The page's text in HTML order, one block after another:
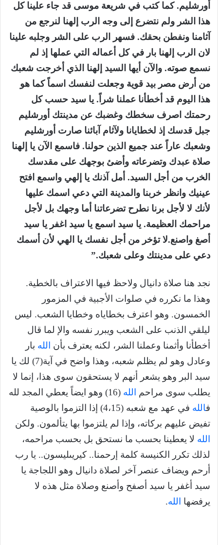
أورشليم. كما كتب في شريعة موسى قد جاء علينا كل
هذا الشر ولم نتضرع إلى وجه الرب إلهنا لنرجع من
آثامنا ونفطن بحقك. فسهر الرب على الشر وجلبه علينا
لان الرب إلهنا بار في كل أعماله التي عملها إذ لم
نسمع صوته. والآن أيها السيد إلهنا الذي أخرجت شعبك
من أرض مصر بيد قوية وجعلت لنفسك اسماً كما هو
هذا اليوم قد أخطأنا عملنا شراً. يا سيد حسب كل
رحمتك اصرف سخطك وغضبك عن مدينتك أورشليم
جبل قدسك إذ لخطايانا ولآثام آبائنا صارت أورشليم
وشعبك عاراً عند جميع الذين حولنا. فاسمع الآن يا إلهنا
صلاة عبدك وتضرعاته وأضئ بوجهك على مقدسك
الخرب من أجل السيد. أمل آذنك يا إلهي واسمع افتح
عينيك وانظر خربنا والمدينة التي دعي اسمك عليها
لأنك لا لأجل برنا نطرح تضرعاتنا أما وجهك بل لأجل
مراحمك العظيمة. يا سيد اسمع يا سيد اغفر يا سيد
أصغ واصنع.لا تؤخر من أجل نفسك يا الهي لأن أسمك
دعي على مدينتك وعلى شعبك.”
نجد هنا صلاة دانيال ولاحظ فيها الاعتراف بالخطية.
وهذا ما نكرره في صلوات الأجبية في المزمور
الخمسون. وهو اعترف بخطاياه وخطايا الشعب. ليس
ليلقي الذنب على الشعب ويبرر نفسه والإ لما قال
أخطأنا وأثمنا وعملنا الشر، لكنه يعترف بأن
الله بار
وعادل وهو لم يظلم شعبه، وهذا واضح في آية(7) لك يا
سيد البر وهو يشعر أنهم لا يستحقون سوى هذا، إنما لا
يطلب سوى مراحم
الله
(16) وهو ايضاً يعطي المجد لله
فالله
في عهد مع شعبه (4،15) إذا التزموا بالوصية
تفيض عليهم بركاته، وإذا لم يلتزموا بها يتألمون. ولكن
الله لا يعطينا بحسب ما نستحق بل بحسب مراحمه،
لذلك تكرر الكنيسة كلمة إرحمنا.. كيريىليسون.. يا رب
أرحم ويضاف عنصر آخر لصلاة دانيال وهو اللجاجة يا
سيد أغفر يا سيد أصفح وأصنع وصلاة مثل هذه لا
يرفضها
الله.